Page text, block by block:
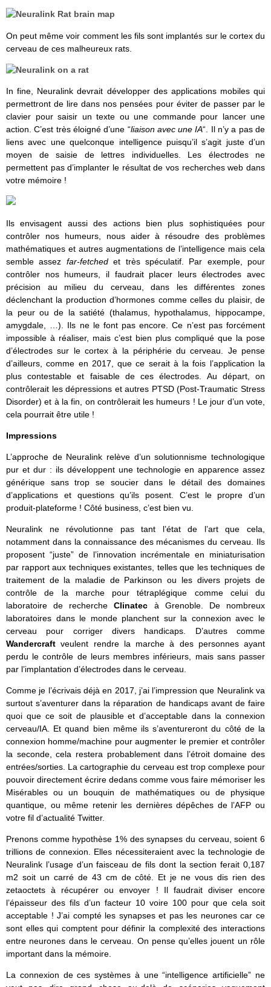
On peut même voir comment les fils sont implantés sur le cortex du
cerveau de ces malheureux rats.
In fine, Neuralink devrait développer des applications mobiles qui
permettront de lire dans nos pensées pour éviter de passer par le
clavier pour saisir un texte ou une commande pour lancer une
action. C’est très éloigné d’une “liaison avec une IA“. Il n’y a pas de
liens avec une quelconque intelligence puisqu’il s’agit juste d’un
moyen de saisie de lettres individuelles. Les électrodes ne
permettent pas d’implanter le résultat de vos recherches web dans
votre mémoire !
Ils envisagent aussi des actions bien plus sophistiquées pour
contrôler nos humeurs, nous aider à résoudre des problèmes
mathématiques et autres augmentations de l’intelligence mais cela
semble assez far-fetchedet très spéculatif. Par exemple, pour
contrôler nos humeurs, il faudrait placer leurs électrodes avec
précision au milieu du cerveau, dans les différentes zones
déclenchant la production d’hormones comme celles du plaisir, de
la peur ou de la satiété (thalamus, hypothalamus, hippocampe,
amygdale, …). Ils ne le font pas encore. Ce n’est pas forcément
impossible à réaliser, mais c’est bien plus compliqué que la pose
d’électrodes sur le cortex à la périphérie du cerveau. Je pense
d’ailleurs, comme en 2017, que ce serait à la fois l’application la
plus contestable et faisable de ces électrodes. Au départ, on
contrôlerait les dépressions et autres PTSD (Post-Traumatic Stress
Disorder) et à la fin, on contrôlerait les humeurs ! Le jour d’un vote,
cela pourrait être utile !
Impressions
L’approche de Neuralink relève d’un solutionnisme technologique
pur et dur : ils développent une technologie en apparence assez
générique sans trop se soucier dans le détail des domaines
d’applications et questions qu’ils posent. C’est le propre d’un
produit-plateforme ! Côté business, c’est bien vu.
Neuralink ne révolutionne pas tant l’état de l’art que cela,
notamment dans la connaissance des mécanismes du cerveau. Ils
proposent “juste” de l’innovation incrémentale en miniaturisation
par rapport aux techniques existantes, telles que les techniques de
traitement de la maladie de Parkinson ou les divers projets de
contrôle de la marche pour tétraplégique comme celui du
laboratoire de rechercheClinatec à Grenoble. De nombreux
laboratoires dans le monde planchent sur la connexion avec le
cerveau pour corriger divers handicaps. D’autres comme
Wandercraftveulent rendre la marche à des personnes ayant
perdu le contrôle de leurs membres inférieurs, mais sans passer
par l’implantation d’électrodes dans le cerveau.
Comme je l’écrivais déjà en 2017, j’ai l’impression que Neuralink va
surtout s’aventurer dans la réparation de handicaps avant de faire
quoi que ce soit de plausible et d’acceptable dans la connexion
cerveau/IA. Et quand bien même ils s’aventureront du côté de la
connexion homme/machine pour augmenter le premier et contrôler
la seconde, cela restera probablement dans l’étroit domaine des
entrées/sorties. La cartographie du cerveau est trop complexe pour
pouvoir directement écrire dedans comme vous faire mémoriser les
Misérables ou un bouquin de mathématiques ou de physique
quantique, ou même retenir les dernières dépêches de l’AFP ou
votre fil d’actualité Twitter.
Prenons comme hypothèse 1% des synapses du cerveau, soient 6
trillions de connexion. Elles nécessiteraient avec la technologie de
Neuralink l’usage d’un faisceau de fils dont la section ferait 0,187
m2 soit un carré de 43 cm de côté. Et je ne vous dis rien des
zetaoctets à récupérer ou envoyer ! Il faudrait diviser encore
l’épaisseur des fils d’un facteur 10 voire 100 pour que cela soit
acceptable ! J’ai compté les synapses et pas les neurones car ce
sont elles qui comptent pour définir la complexité des interactions
entre neurones dans le cerveau. On pense qu’elles jouent un rôle
important dans la mémoire.
La connexion de ces systèmes à une “intelligence artificielle” ne